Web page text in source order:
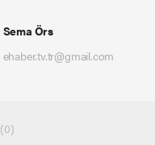
Sema Örs
ehaber.tv.tr@gmail.com
(0)